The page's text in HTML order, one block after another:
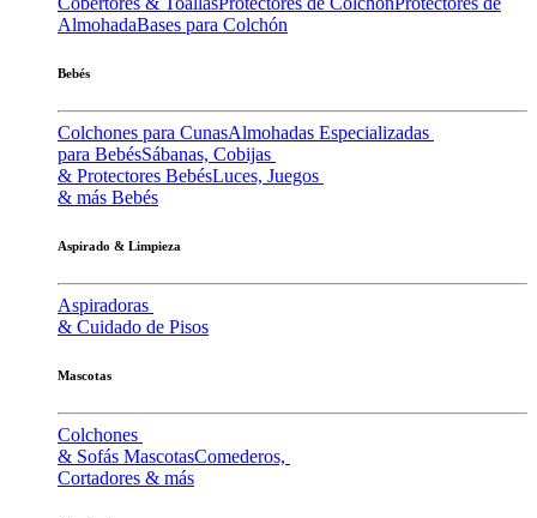
AlmohadaBases para Colchón
Bebés
Colchones para CunasAlmohadas Especializadas
para BebésSábanas, Cobijas
& Protectores BebésLuces, Juegos
& más Bebés
Aspirado & Limpieza
Aspiradoras
& Cuidado de Pisos
Mascotas
Colchones
& Sofás MascotasComederos,
Cortadores & más